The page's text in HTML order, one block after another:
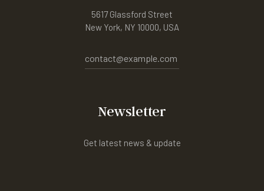
5617 Glassford Street
New York, NY 10000, USA
contact@example.com
Newsletter
Get latest news & update